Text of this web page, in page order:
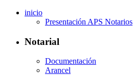
inicio
Presentación APS Notarios
Notarial
Documentación
Arancel